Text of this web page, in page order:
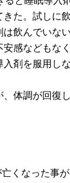
きた。試しに
飲んでいない
感などもな
剤を服用し
体調が回復
くなった事